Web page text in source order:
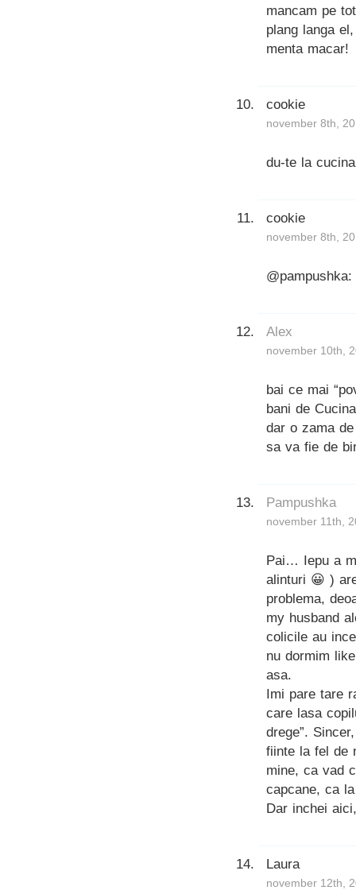
mancam pe
plang langa
menta macar!
cookie
november 8th,
du-te la
cookie
november 8th,
Alex
november 10th,
bai ce mai
bani de
dar o zama
sa va fie de
Pampushka
november 11th,
Pai… Iepu a
alinturi 😀 )
problema,
my husband
colicile au
nu dormim
asa.
Imi pare tare
care lasa
drege”.
fiinte la fel de
mine, ca vad
capcane, ca
Dar inchei
Laura
november 12th,